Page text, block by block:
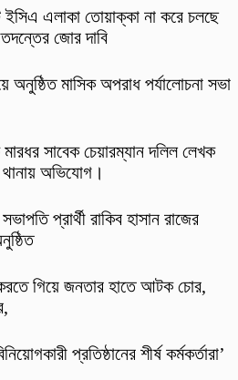
এলাকা তোয়াক্কা না করে চলছে
জোর দাবি
অনুষ্ঠিত মাসিক অপরাধ পর্যালোচনা সভা
সাবেক চেয়ারম্যান দলিল লেখক
অভিযোগ।
প্রার্থী রাকিব হাসান রাজের
করতে গিয়ে জনতার হাতে আটক চোর,
প্রতিষ্ঠানের শীর্ষ কর্মকর্তারা’